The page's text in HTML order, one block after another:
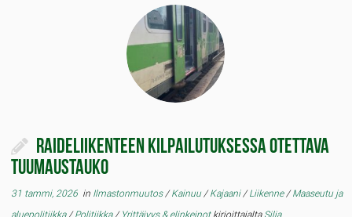
Raideliikenteen kilpailutuksessa otettava
tuumaustauko
31 tammi, 2026 in Ilmastonmuutos/Kainuu/Kajaani/Liikenne/Maaseutu ja
aluepolitiikka /Politiikka / Yrittäjyys & elinkeinot kirjoittajalta Silja